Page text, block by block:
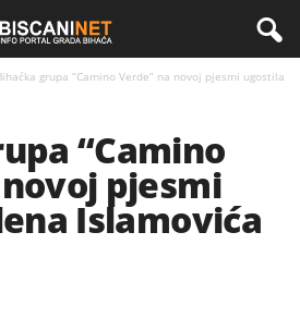
grupa “Camino Verde” na novoj pjesmi ugostila
“Camino
pjesmi
Islamovića